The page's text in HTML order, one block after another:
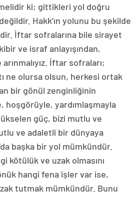
ki; gittikleri yol doğru
Hakk’ın yolunu bu şekilde
İftar sofralarına bile sirayet
ve israf anlayışından,
İftar sofraları;
ne olursa olsun, herkesi ortak
bir gönül zenginliğinin
hoşgörüyle, yardımlaşmayla
güç, bizi mutlu ve
ve adaletli bir dünyaya
başka bir yol mümkündür.
kötülük ve uzak olmasını
hangi fena işler var ise,
tutmak mümkündür. Bunu